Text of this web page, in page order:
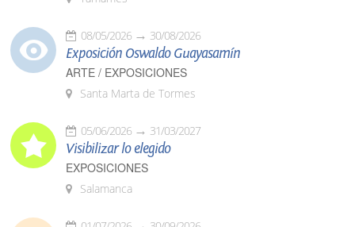
08/05/2026 30/08/2026
Exposición Oswaldo Guayasamín
ARTE / EXPOSICIONES
Santa Marta de Tormes
05/06/2026 31/03/2027
Visibilizar lo elegido
EXPOSICIONES
Salamanca